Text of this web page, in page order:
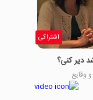
اشتراکی
دیر کنی؟
وقایع